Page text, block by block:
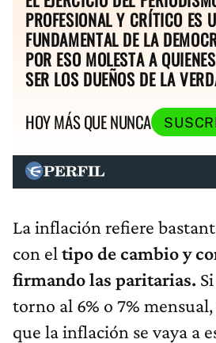
PROFESIONAL Y CRÍTICO ES
FUNDAMENTAL DE LA
POR ESO MOLESTA A
SER LOS DUEÑOS DE LA
HOY MÁS QUE NUNCA
La inflación refiere
con el tipo de cambio y
firmando las paritarias.
torno al 6% o 7%
que la inflación se vaya a